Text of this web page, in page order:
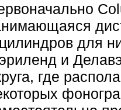
для
и
где